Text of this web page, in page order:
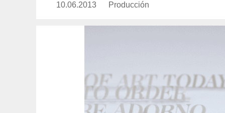
Publicado
10.06.2013 https://www.experimenta.es/
Producción